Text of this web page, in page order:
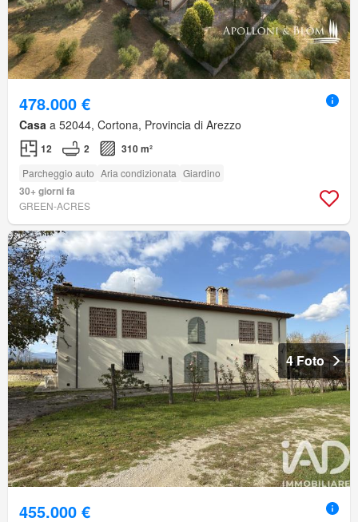
478.000 €
Casa a 52044, Cortona, Provincia di Arezzo
12 2 310 m²
Parcheggio auto Aria condizionata Giardino
30+ giorni fa
GREEN-ACRES
4 Foto
455.000 €